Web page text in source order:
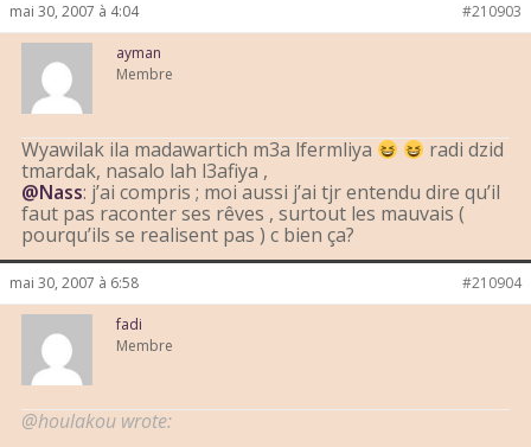
mai 30, 2007 à 4:04 #210903
ayman
Membre
Wyawilak ila madawartich m3a lfermliya
radi dzid
tmardak, nasalo lah l3afiya ,
@Nass: j’ai compris ; moi aussi j’ai tjr entendu dire qu’il
faut pas raconter ses rêves , surtout les mauvais (
pourqu’ils se realisent pas ) c bien ça?
mai 30, 2007 à 6:58 #210904
fadi
Membre
@houlakou wrote: